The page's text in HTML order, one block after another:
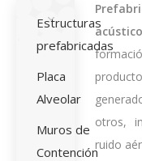
otros,
ruido
Estructuras
prefabricadas
Placa
Alveolar
Muros de
Contención